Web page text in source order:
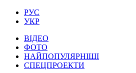
РУС
УКР
ВІДЕО
ФОТО
НАЙПОПУЛЯРНІШІ
СПЕЦПРОЕКТИ